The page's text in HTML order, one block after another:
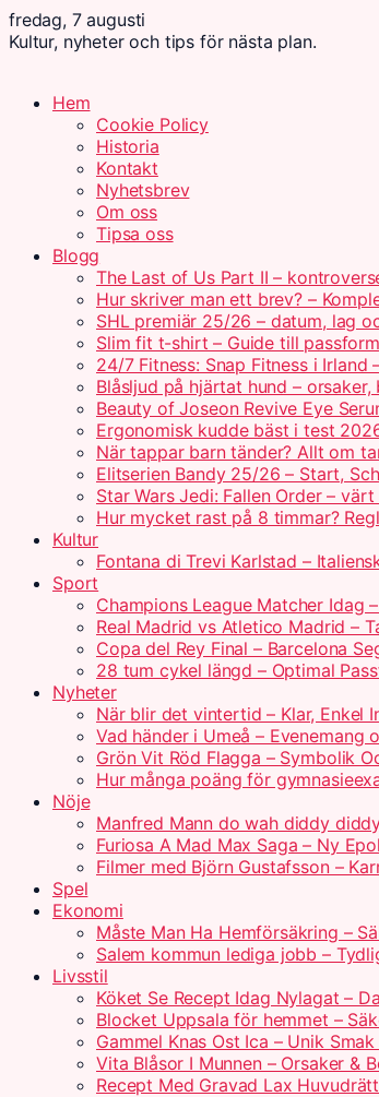
fredag, 7 augusti
Kultur, nyheter och tips för nästa plan.
Hem
Cookie Policy
Historia
Kontakt
Nyhetsbrev
Om oss
Tipsa oss
Blogg
The Last of Us Part II –
Hur skriver man ett brev? –
SHL premiär 25/26 – datum, lag
Slim fit t-shirt – Guide till
24/7 Fitness: Snap Fitness i Irland
Blåsljud på hjärtat hund –
Beauty of Joseon Revive Eye
Ergonomisk kudde bäst i test
När tappar barn tänder? Allt om
Elitserien Bandy 25/26 – Start,
Star Wars Jedi: Fallen Order –
Hur mycket rast på 8 timmar?
Kultur
Fontana di Trevi Karlstad –
Sport
Champions League Matcher Idag
Real Madrid vs Atletico Madrid –
Copa del Rey Final – Barcelona
28 tum cykel längd – Optimal
Nyheter
När blir det vintertid – Klar, Enkel
Vad händer i Umeå – Evenemang
Grön Vit Röd Flagga – Symbolik
Hur många poäng för
Nöje
Manfred Mann do wah diddy
Furiosa A Mad Max Saga – Ny
Filmer med Björn Gustafsson –
Spel
Ekonomi
Måste Man Ha Hemförsäkring –
Salem kommun lediga jobb –
Livsstil
Köket Se Recept Idag Nylagat –
Blocket Uppsala för hemmet –
Gammel Knas Ost Ica – Unik
Vita Blåsor I Munnen – Orsaker &
Recept Med Gravad Lax